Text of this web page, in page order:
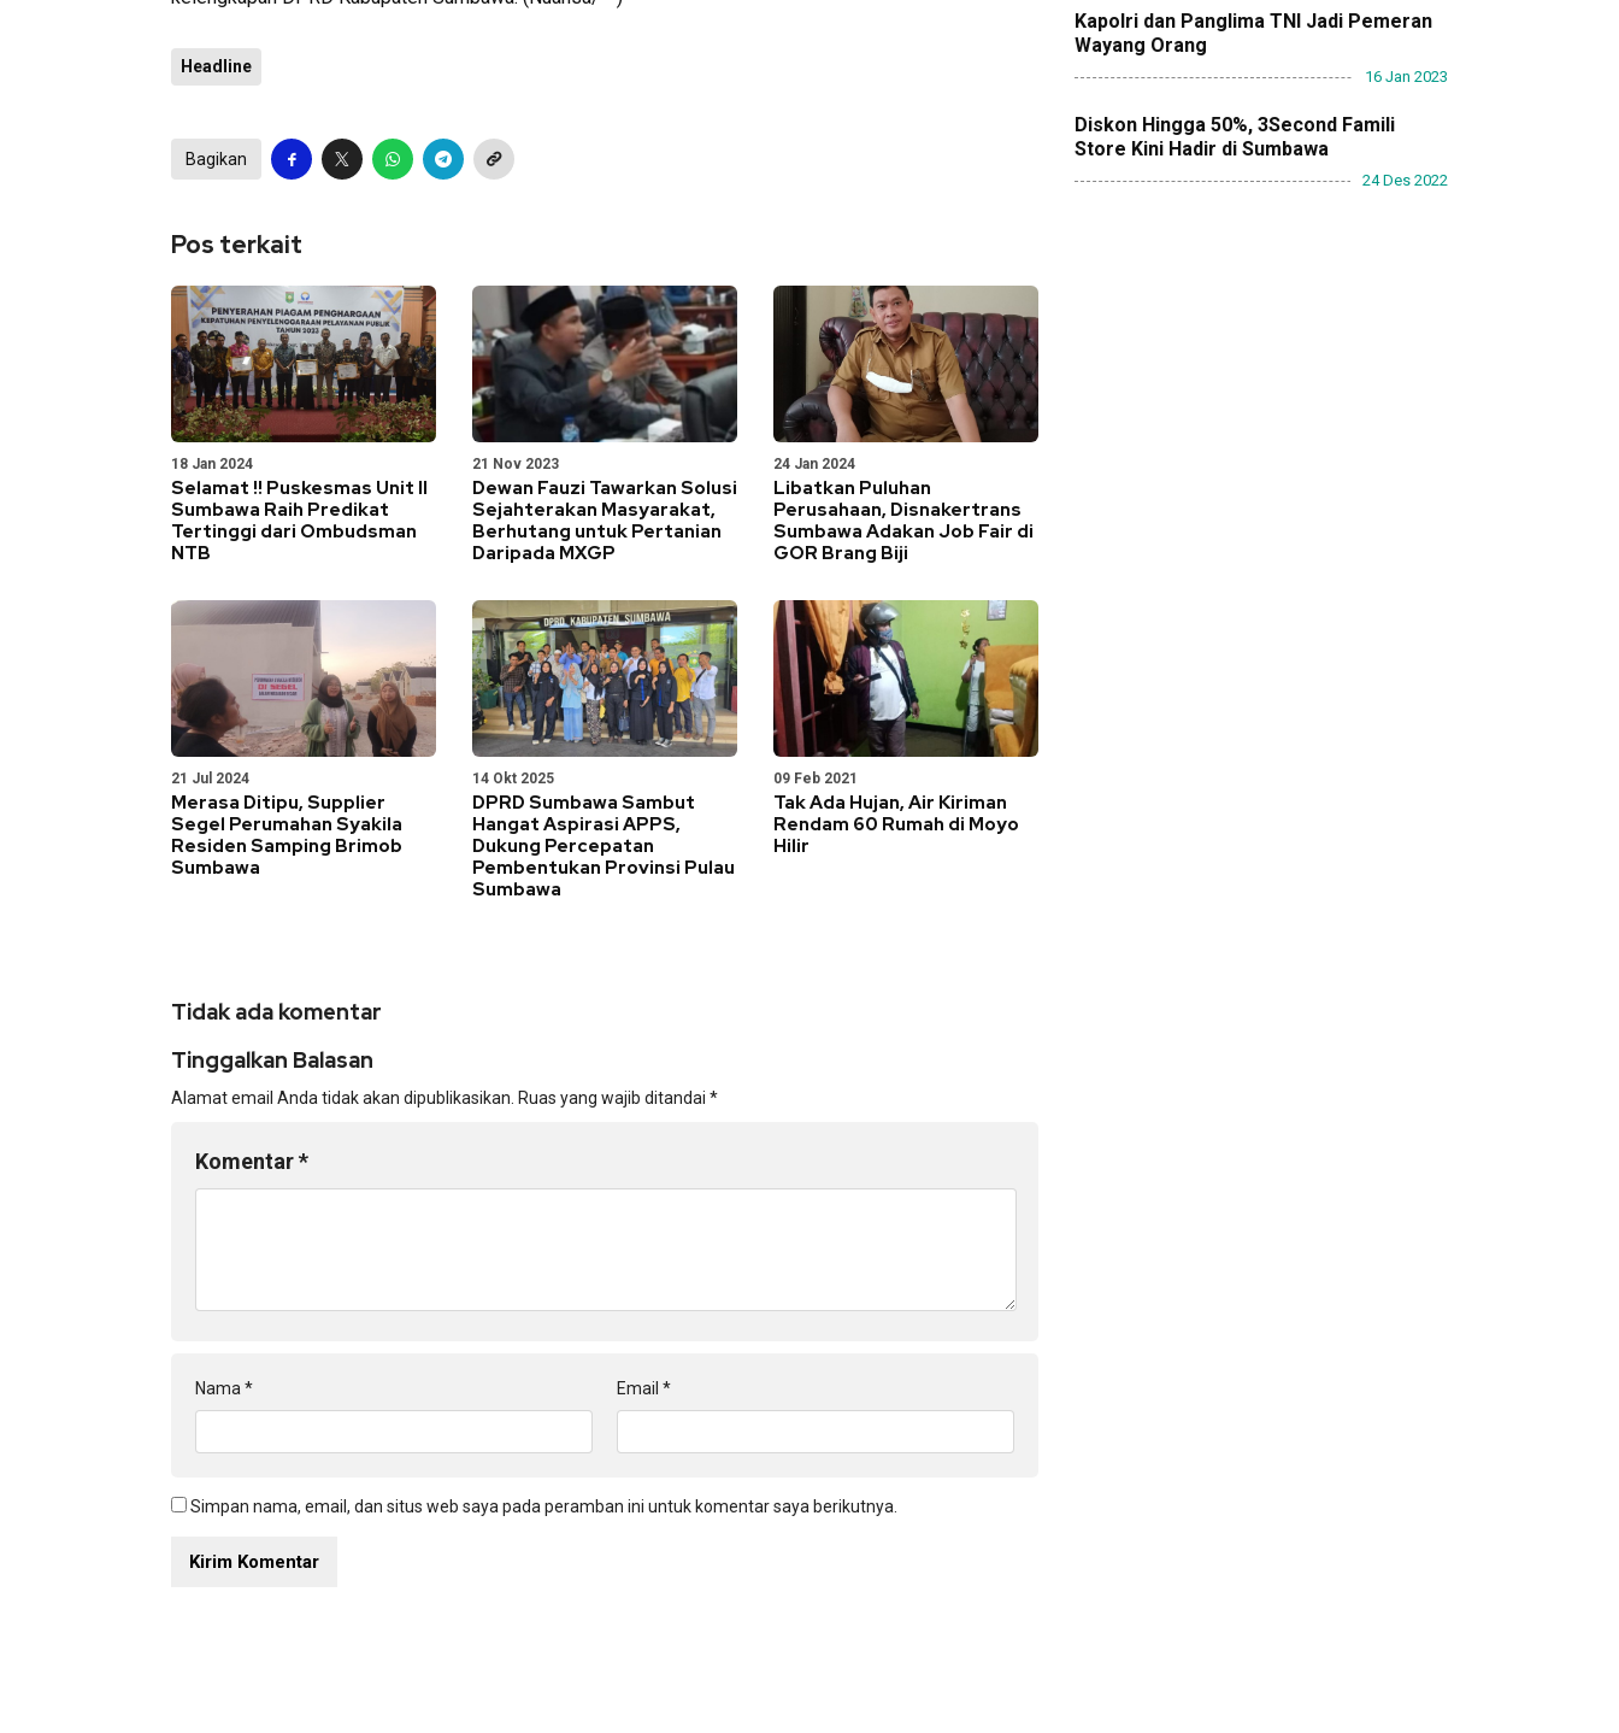
Headline
Bagikan
Pos terkait
18 Jan 2024
Selamat !! Puskesmas Unit II
Sumbawa Raih Predikat
Tertinggi dari Ombudsman
NTB
21 Nov 2023
Dewan Fauzi Tawarkan Solusi
Sejahterakan Masyarakat,
Berhutang untuk Pertanian
Daripada MXGP
24 Jan 2024
Libatkan Puluhan
Perusahaan, Disnakertrans
Sumbawa Adakan Job Fair di
GOR Brang Biji
21 Jul 2024
Merasa Ditipu, Supplier
Segel Perumahan Syakila
Residen Samping Brimob
Sumbawa
14 Okt 2025
DPRD Sumbawa Sambut
Hangat Aspirasi APPS,
Dukung Percepatan
Pembentukan Provinsi Pulau
Sumbawa
09 Feb 2021
Tak Ada Hujan, Air Kiriman
Rendam 60 Rumah di Moyo
Hilir
Tidak ada komentar
Tinggalkan Balasan
Alamat email Anda tidak akan dipublikasikan. Ruas yang wajib ditandai *
Komentar*
Nama * Email *
Simpan nama, email, dan situs web saya pada peramban ini untuk komentar saya berikutnya.
Kapolri dan Panglima TNI Jadi Pemeran
Wayang Orang
16 Jan 2023
Diskon Hingga 50%, 3Second Famili
Store Kini Hadir di Sumbawa
24 Des 2022